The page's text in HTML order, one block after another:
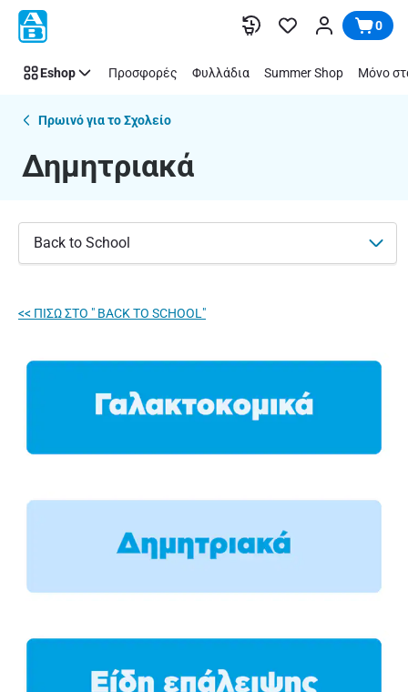
Παράλειψη
Δημητριακά
Βασιλόπουλος
0
Eshop Προσφορές Φυλλάδια Summer Shop Μόνο
Πρωινό για το Σχολείο
Δημητριακά
Back to School
<< ΠΙΣΩ ΣΤΟ " BACK TO SCHOOL"